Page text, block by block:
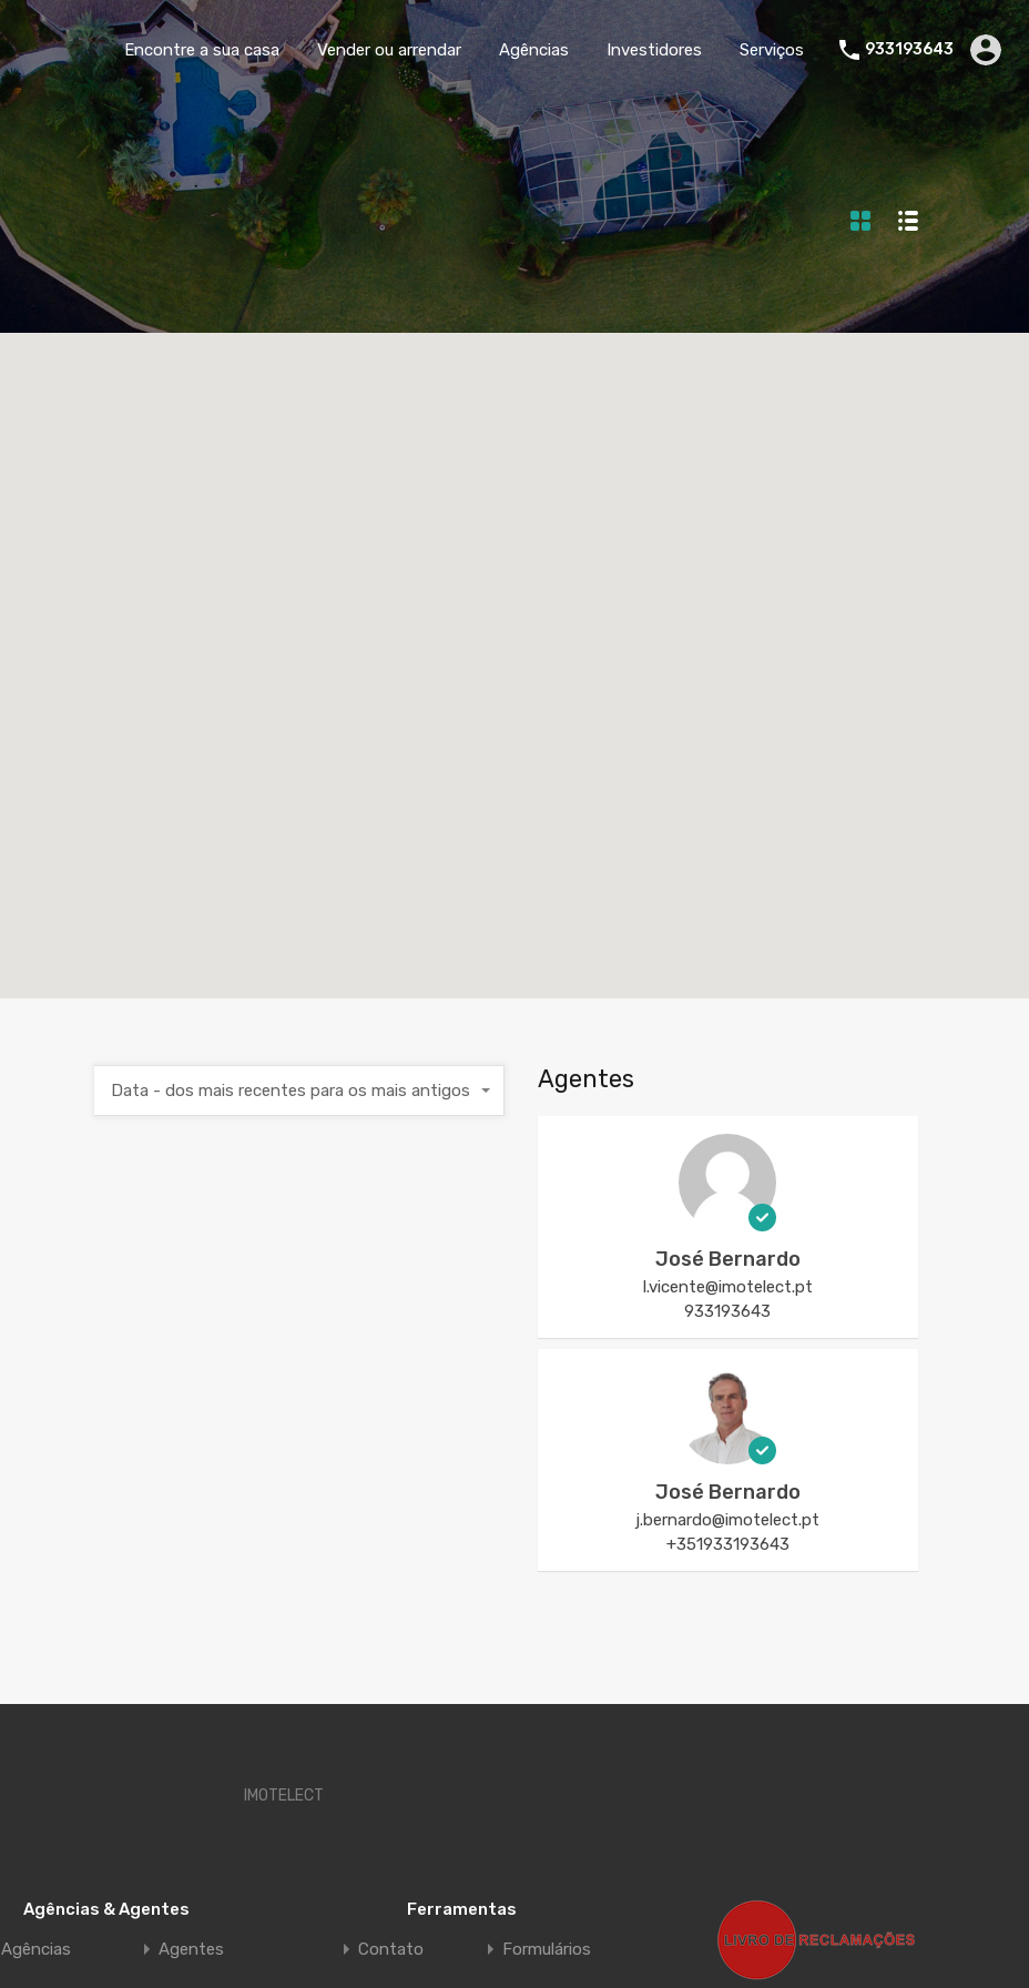
Encontre a sua casa Vender ou arrendar Agências Investidores Serviços 933193643
Data - dos mais recentes para os mais antigos Agentes
José Bernardo
l.vicente@imotelect.pt
933193643
José Bernardo
j.bernardo@imotelect.pt
+351933193643
IMOTELECT
Agências & Agentes
Agências
Agentes
Ferramentas
Contato
Formulários